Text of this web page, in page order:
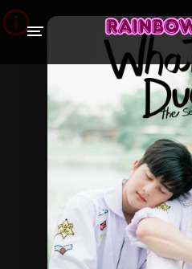
CINE SUNTEM?
BLOG
ÎN LUCRU
PROIECTE
TRADUSE COMPLET
ANIME